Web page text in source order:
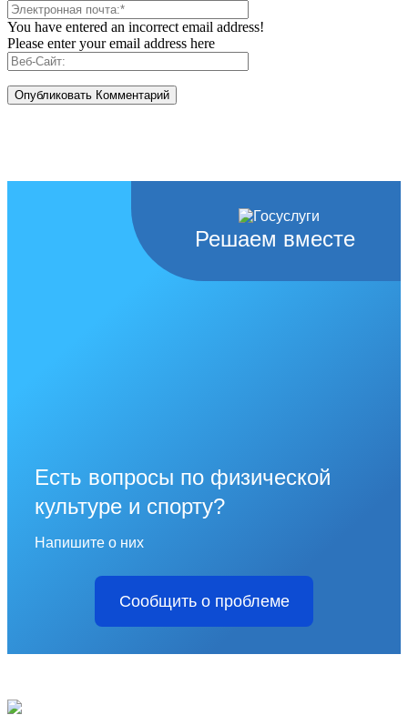
You have entered an incorrect email address!
Please enter your email address here
Решаем вместе
Есть вопросы по физической
культуре и спорту?
Напишите о них
Сообщить о проблеме